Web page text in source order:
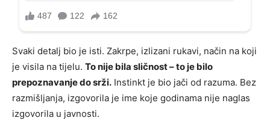
Svaki detalj bio je isti. Zakrpe, izlizani rukavi, način na koji
je visila na tijelu. To nije bila sličnost – to je bilo
prepoznavanje do srži. Instinkt je bio jači od razuma. Bez
razmišljanja, izgovorila je ime koje godinama nije naglas
izgovorila u javnosti.